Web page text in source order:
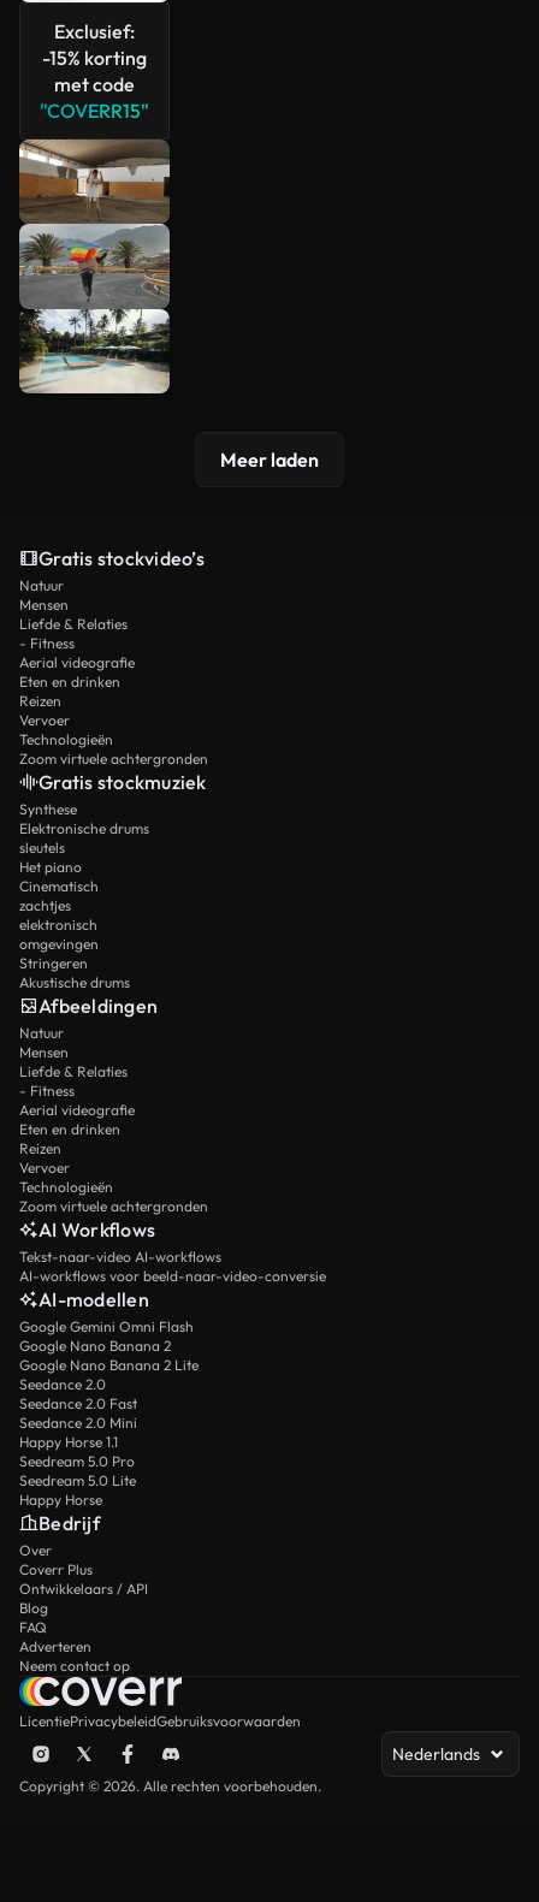
Exclusief:
-15% korting
met code
"COVERR15"
Meer laden
Gratis stockvideo’s
Natuur
Mensen
Liefde & Relaties
- Fitness
Aerial videografie
Eten en drinken
Reizen
Vervoer
Technologieën
Zoom virtuele achtergronden
Gratis stockmuziek
Synthese
Elektronische drums
sleutels
Het piano
Cinematisch
zachtjes
elektronisch
omgevingen
Stringeren
Akustische drums
Afbeeldingen
Natuur
Mensen
Liefde & Relaties
- Fitness
Aerial videografie
Eten en drinken
Reizen
Vervoer
Technologieën
Zoom virtuele achtergronden
AI Workflows
Tekst-naar-video AI-workflows
AI-workflows voor beeld-naar-video-conversie
AI-modellen
Google Gemini Omni Flash
Google Nano Banana 2
Google Nano Banana 2 Lite
Seedance 2.0
Seedance 2.0 Fast
Seedance 2.0 Mini
Happy Horse 1.1
Seedream 5.0 Pro
Seedream 5.0 Lite
Happy Horse
Bedrijf
Over
Coverr Plus
Ontwikkelaars / API
Blog
FAQ
Adverteren
Neem contact op
LicentiePrivacybeleidGebruiksvoorwaarden
Nederlands
Copyright © 2026. Alle rechten voorbehouden.